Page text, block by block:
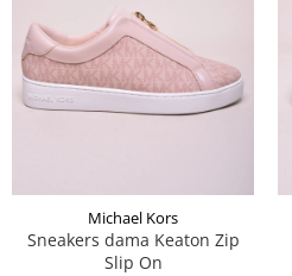
Michael Kors
Sneakers dama Keaton Zip
Slip On